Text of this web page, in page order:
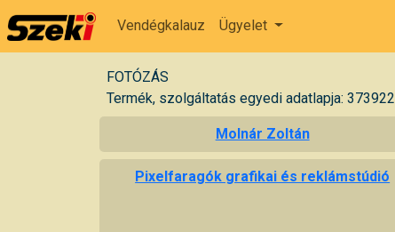
Vendégkalauz Ügyelet
FOTÓZÁS
Termék, szolgáltatás egyedi adatlapja: 373922
Molnár Zoltán
Pixelfaragók grafikai és reklámstúdió